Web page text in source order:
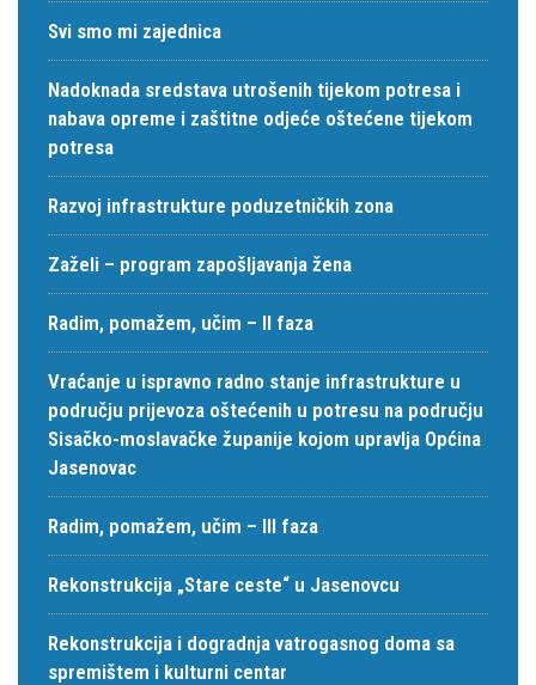
Svi smo mi zajednica
Nadoknada sredstava utrošenih tijekom potresa i
nabava opreme i zaštitne odjeće oštećene tijekom
potresa
Razvoj infrastrukture poduzetničkih zona
Zaželi – program zapošljavanja žena
Radim, pomažem, učim – II faza
Vraćanje u ispravno radno stanje infrastrukture u
području prijevoza oštećenih u potresu na području
Sisačko-moslavačke županije kojom upravlja Općina
Jasenovac
Radim, pomažem, učim – III faza
Rekonstrukcija „Stare ceste“ u Jasenovcu
Rekonstrukcija i dogradnja vatrogasnog doma sa
spremištem i kulturni centar